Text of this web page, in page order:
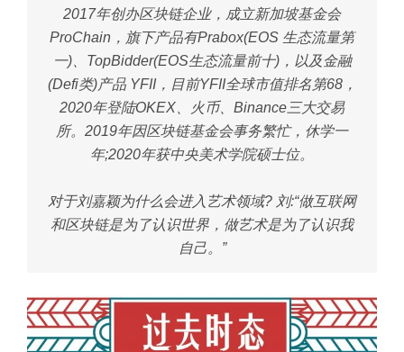
2017年创办区块链企业，成立新加坡基金会
ProChain，旗下产品有Prabox(EOS 生态流量第
一)、TopBidder(EOS生态流量前十)，以及金融
(Defi类)产品 YFII，目前YFII全球市值排名第68，
2020年登陆OKEX、火币、Binance三大交易
所。2019年因区块链基金会事务繁忙，休学一
年;2020年获中央美术学院硕士位。
对于刘嘉颖为什么会进入艺术领域? 刘:“做互联网
和区块链是为了认识世界，做艺术是为了认识我
自己。”